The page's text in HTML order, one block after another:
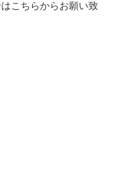
こちらからお願い致